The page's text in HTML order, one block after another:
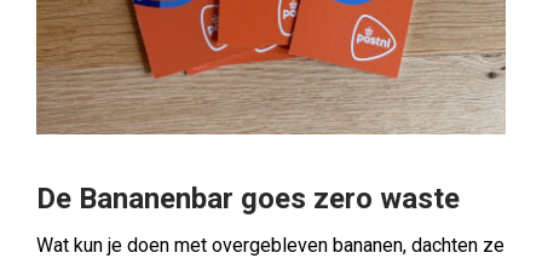
De Bananenbar goes zero waste
Wat kun je doen met overgebleven bananen, dachten ze